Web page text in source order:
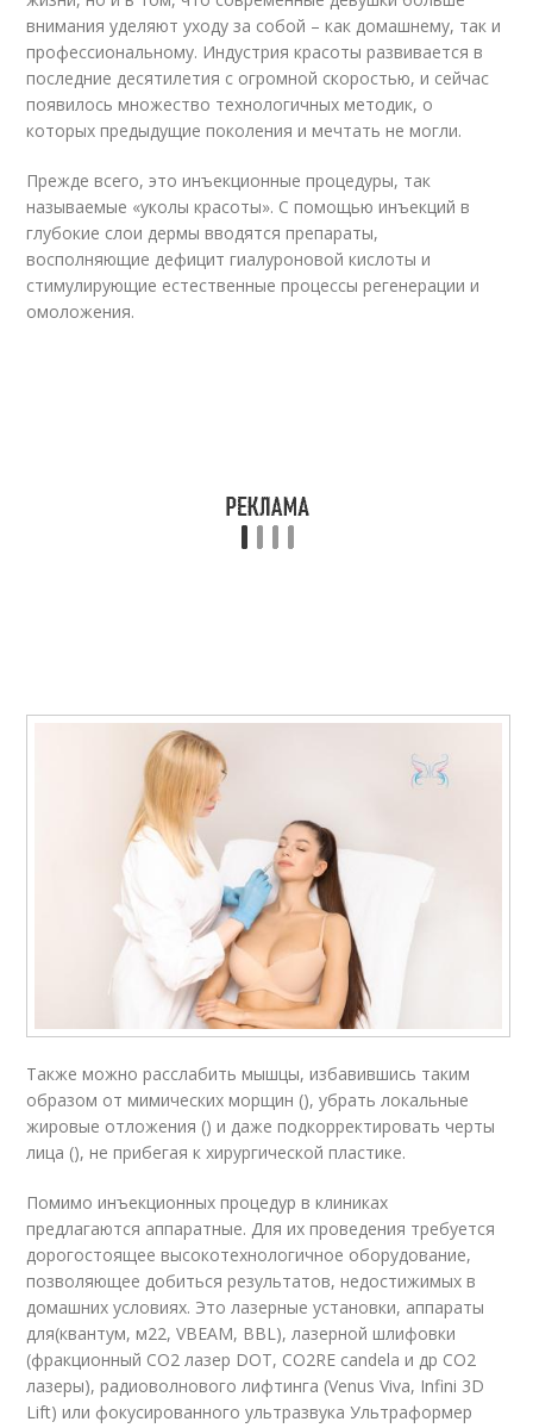
внимания уделяют уходу за собой – как домашнему, так и
профессиональному. Индустрия красоты развивается в
последние десятилетия с огромной скоростью, и сейчас
появилось множество технологичных методик, о
которых предыдущие поколения и мечтать не могли.
Прежде всего, это инъекционные процедуры, так
называемые «уколы красоты». С помощью инъекций в
глубокие слои дермы вводятся препараты,
восполняющие дефицит гиалуроновой кислоты и
стимулирующие естественные процессы регенерации и
омоложения.
Также можно расслабить мышцы, избавившись таким
образом от мимических морщин (), убрать локальные
жировые отложения () и даже подкорректировать черты
лица (), не прибегая к хирургической пластике.
Помимо инъекционных процедур в клиниках
предлагаются аппаратные. Для их проведения требуется
дорогостоящее высокотехнологичное оборудование,
позволяющее добиться результатов, недостижимых в
домашних условиях. Это лазерные установки, аппараты
для(квантум, м22, VBEAM, BBL), лазерной шлифовки
(фракционный СО2 лазер DOT, CO2RE candela и др СО2
лазеры), радиоволнового лифтинга (Venus Viva, Infini 3D
Lift) или фокусированного ультразвука Ультраформер